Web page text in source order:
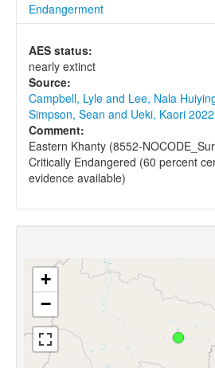
Endangerment
AES status:
nearly extinct
Source:
Campbell, Lyle and Lee, Nala
Simpson, Sean and Ueki, Kaori 2022
Comment:
Eastern Khanty (8552-
Critically Endangered (60 percent
evidence available)
+
−